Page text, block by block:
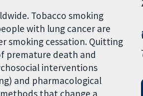
Tobacco smoking
with lung cancer are
smoking cessation. Quitting
premature death and
interventions
and pharmacological